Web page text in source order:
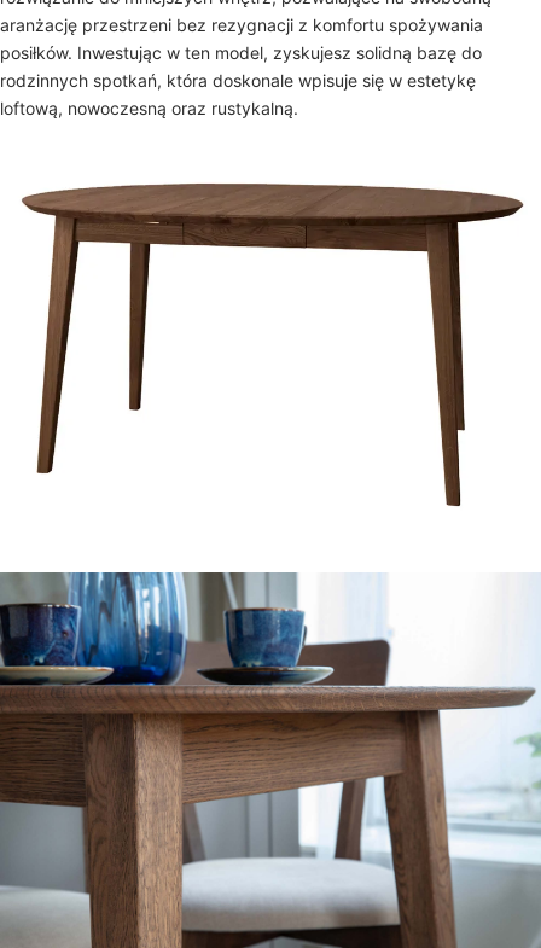
aranżację przestrzeni bez rezygnacji z komfortu spożywania
posiłków. Inwestując w ten model, zyskujesz solidną bazę do
rodzinnych spotkań, która doskonale wpisuje się w estetykę
loftową, nowoczesną oraz rustykalną.